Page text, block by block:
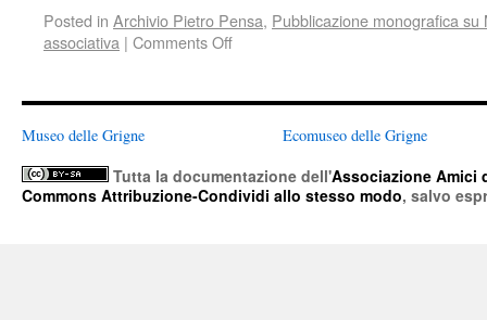
Posted in Archivio Pietro Pensa, Pubblicazione monografica su
associativa | Comments Off
Museo delle Grigne Ecomuseo delle Grigne
Tutta la documentazione dell'Associazione Amici
Commons Attribuzione-Condividi allo stesso modo, salvo